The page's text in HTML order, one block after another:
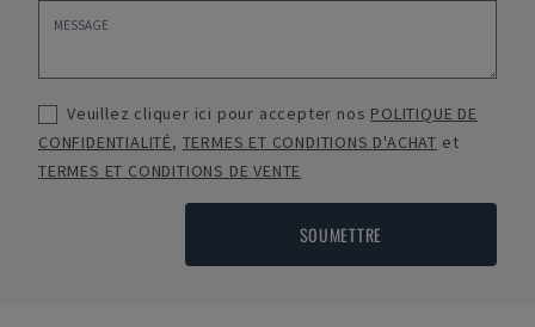
Veuillez cliquer ici pour accepter nos POLITIQUE DE
CONFIDENTIALITÉ, TERMES ET CONDITIONS D'ACHAT et
TERMES ET CONDITIONS DE VENTE
SOUMETTRE